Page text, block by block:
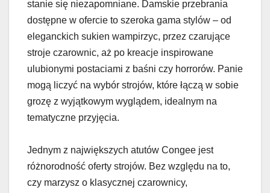
stanie się niezapomniane. Damskie przebrania
dostępne w ofercie to szeroka gama stylów – od
eleganckich sukien wampirzyc, przez czarujące
stroje czarownic, aż po kreacje inspirowane
ulubionymi postaciami z baśni czy horrorów. Panie
mogą liczyć na wybór strojów, które łączą w sobie
grozę z wyjątkowym wyglądem, idealnym na
tematyczne przyjęcia.
Jednym z największych atutów Congee jest
różnorodność oferty strojów. Bez względu na to,
czy marzysz o klasycznej czarownicy,